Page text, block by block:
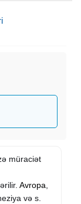
müraciət
Avropa,
və s.